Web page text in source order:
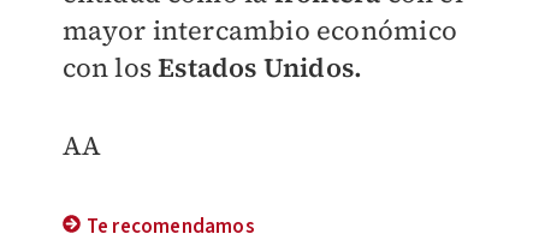
mayor intercambio económico
con losEstados Unidos.
AA
Te recomendamos